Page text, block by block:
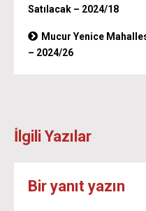
Satılacak – 2024/18
Mucur Yenice
– 2024/26
İlgili Yazılar
Bir yanıt yazın